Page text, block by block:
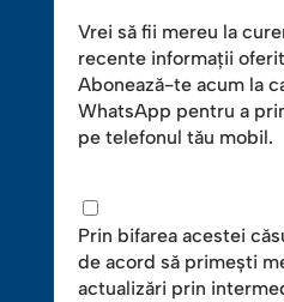
Vrei să fii mereu la
recente informații
Abonează-te acum la
WhatsApp pentru a
pe telefonul tău mobil.
Prin bifarea acestei
de acord să primești
actualizări prin